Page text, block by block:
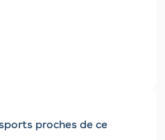
proches de ce